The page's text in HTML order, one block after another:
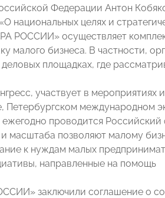
Федерации Антон
целях и
РОССИИ» осуществляет
малого бизнеса. В частности,
площадках, где
участвует в мероприятиях и
Петербургском международном
проводится Российский
масштаба позволяют малому
к нуждам малых
направленные на помощь
заключили соглашение о